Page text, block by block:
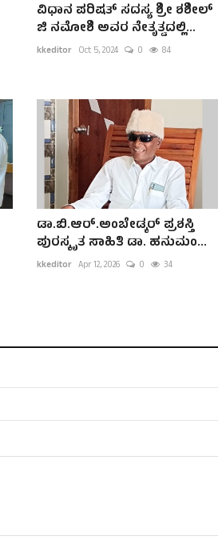
ವಿಧಾನ ಪರಿಷತ್ ಸದಸ್ಯ ಶ್ರೀ ಶಶೀಲ್
ಜಿ ನಮೋಶಿ ಅವರ ನೇತೃತ್ವದಲ್ಲಿ...
kkeditor Oct 5, 2024 0 84
ಡಾ.ಬಿ.ಆರ್.ಅಂಬೇಡ್ಕರ್ ಪ್ರಶಸ್ತಿ
ಪುರಸ್ಕೃತ ಸಾಹಿತಿ ಡಾ. ಹನುಮಂ...
kkeditor Apr 12, 2026 0 34